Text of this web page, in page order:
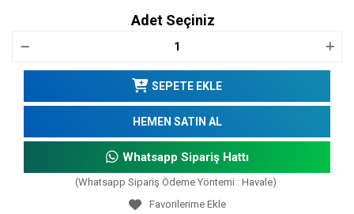
Adet Seçiniz
SEPETE EKLE
HEMEN SATIN AL
Whatsapp Sipariş Hattı
(Whatsapp Sipariş Ödeme Yöntemi : Havale)